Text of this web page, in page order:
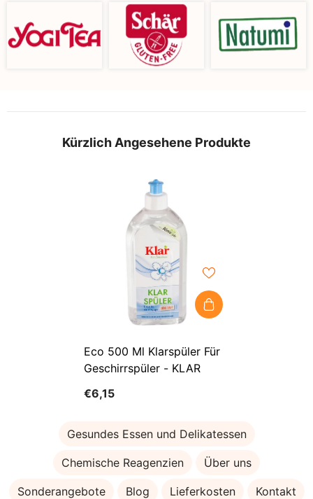
Kürzlich Angesehene Produkte
Eco 500 Ml Klarspüler Für
Geschirrspüler - KLAR
€6,15
Gesundes Essen und Delikatessen
Chemische Reagenzien Über uns
Sonderangebote Blog Lieferkosten Kontakt